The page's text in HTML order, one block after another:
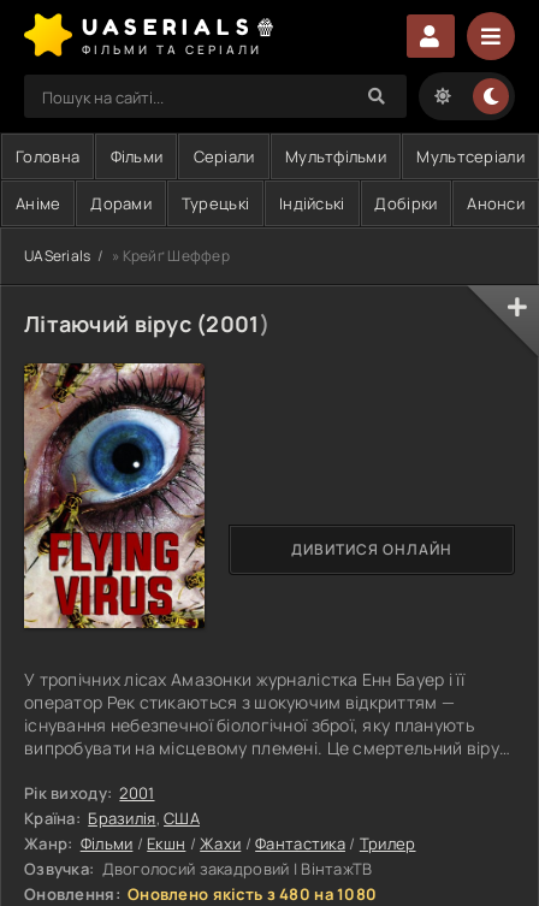
UASERIALS🍿
ФІЛЬМИ ТА СЕРІАЛИ
Головна Фільми Серіали Мультфільми Мультсеріали
Аніме Дорами Турецькі Індійські Добірки Анонси
UASerials » Крейґ Шеффер
Літаючий вірус (2001)
У тропічних лісах Амазонки журналістка Енн Бауер і її
оператор Рек стикаються з шокуючим відкриттям —
існування небезпечної біологічної зброї, яку планують
випробувати на місцевому племені. Це смертельний вірус,
доставлені в пункт призначення в спеціальному
контейнері. Однак під час перевезення цього
небезпечного вантажу літак зазнає аварії, і смертельний
рій бджіл виривається на волю, несучи загрозу не лише
місцевому населенню, але й
Рік виходу: 2001
Країна: Бразилія,США
Жанр: Фільми / Екшн /Жахи /Фантастика/ Трилер
Озвучка: Двоголосий закадровий | ВінтажТВ
Оновлення: Оновлено якість з 480 на 1080
ДИВИТИСЯ ОНЛАЙН